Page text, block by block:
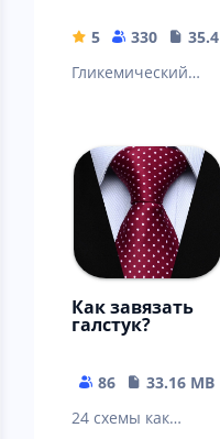
5 330
Гликемический
нагрузка
продуктов
питания.
Как завязать
галстук?
86
33.16 MB
24 схемы как